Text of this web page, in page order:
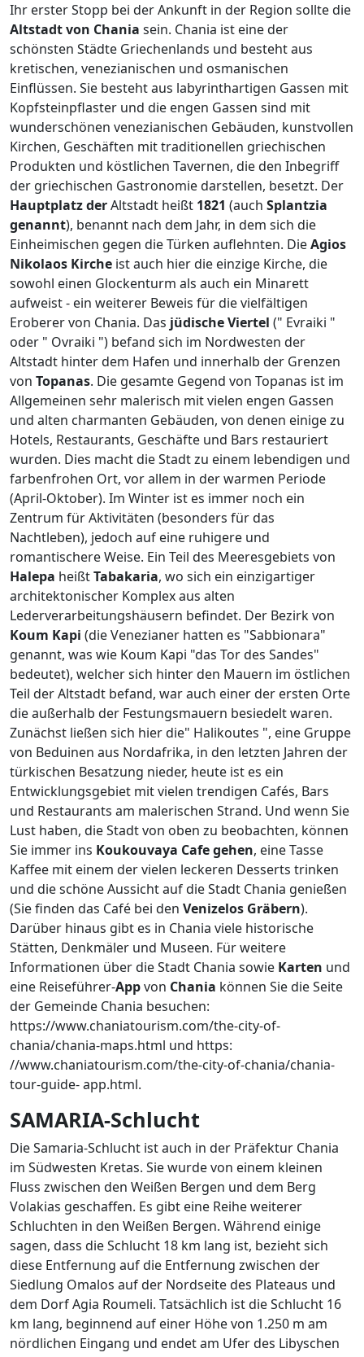
Ihr erster Stopp bei der Ankunft in der Region sollte die
Altstadt von Chania sein. Chania ist eine der
schönsten Städte Griechenlands und besteht aus
kretischen, venezianischen und osmanischen
Einflüssen. Sie besteht aus labyrinthartigen Gassen mit
Kopfsteinpflaster und die engen Gassen sind mit
wunderschönen venezianischen Gebäuden, kunstvollen
Kirchen, Geschäften mit traditionellen griechischen
Produkten und köstlichen Tavernen, die den Inbegriff
der griechischen Gastronomie darstellen, besetzt. Der
Hauptplatz derAltstadt heißt 1821 (auch Splantzia
genannt), benannt nach dem Jahr, in dem sich die
Einheimischen gegen die Türken auflehnten. DieAgios
Nikolaos Kirche ist auch hier die einzige Kirche, die
sowohl einen Glockenturm als auch ein Minarett
aufweist - ein weiterer Beweis für die vielfältigen
Eroberer von Chania. Das jüdische Viertel (" Evraiki "
oder " Ovraiki ") befand sich im Nordwesten der
Altstadt hinter dem Hafen und innerhalb der Grenzen
von Topanas. Die gesamte Gegend von Topanas ist im
Allgemeinen sehr malerisch mit vielen engen Gassen
und alten charmanten Gebäuden, von denen einige zu
Hotels, Restaurants, Geschäfte und Bars restauriert
wurden. Dies macht die Stadt zu einem lebendigen und
farbenfrohen Ort, vor allem in der warmen Periode
(April-Oktober). Im Winter ist es immer noch ein
Zentrum für Aktivitäten (besonders für das
Nachtleben), jedoch auf eine ruhigere und
romantischere Weise. Ein Teil des Meeresgebiets von
Halepa heißtTabakaria, wo sich ein einzigartiger
architektonischer Komplex aus alten
Lederverarbeitungshäusern befindet. Der Bezirk von
Koum Kapi (die Venezianer hatten es "Sabbionara"
genannt, was wie Koum Kapi "das Tor des Sandes"
bedeutet), welcher sich hinter den Mauern im östlichen
Teil der Altstadt befand, war auch einer der ersten Orte
die außerhalb der Festungsmauern besiedelt waren.
Zunächst ließen sich hier die" Halikoutes ", eine Gruppe
von Beduinen aus Nordafrika, in den letzten Jahren der
türkischen Besatzung nieder, heute ist es ein
Entwicklungsgebiet mit vielen trendigen Cafés, Bars
und Restaurants am malerischen Strand. Und wenn Sie
Lust haben, die Stadt von oben zu beobachten, können
Sie immer ins Koukouvaya Cafe gehen, eine Tasse
Kaffee mit einem der vielen leckeren Desserts trinken
und die schöne Aussicht auf die Stadt Chania genießen
(Sie finden das Café bei den Venizelos Gräbern).
Darüber hinaus gibt es in Chania viele historische
Stätten, Denkmäler und Museen. Für weitere
Informationen über die Stadt Chania sowie Karten und
eine Reiseführer-Appvon Chania können Sie die Seite
der Gemeinde Chania besuchen:
https://www.chaniatourism.com/the-city-of-
chania/chania-maps.html und https:
//www.chaniatourism.com/the-city-of-chania/chania-
tour-guide- app.html.
SAMARIA-Schlucht
Die Samaria-Schlucht ist auch in der Präfektur Chania
im Südwesten Kretas. Sie wurde von einem kleinen
Fluss zwischen den Weißen Bergen und dem Berg
Volakias geschaffen. Es gibt eine Reihe weiterer
Schluchten in den Weißen Bergen. Während einige
sagen, dass die Schlucht 18 km lang ist, bezieht sich
diese Entfernung auf die Entfernung zwischen der
Siedlung Omalos auf der Nordseite des Plateaus und
dem Dorf Agia Roumeli. Tatsächlich ist die Schlucht 16
km lang, beginnend auf einer Höhe von 1.250 m am
nördlichen Eingang und endet am Ufer des Libyschen